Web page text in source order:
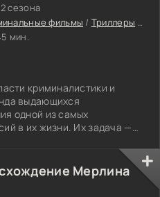
сезона
фильмы / Триллеры
мин.
криминалистики и
выдающихся
одной из самых
в их жизни. Их задача —
Мерлина